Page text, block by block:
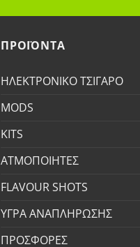
ΠΡΟΪΟΝΤΑ
ΗΛΕΚΤΡΟΝΙΚΟ ΤΣΙΓΑΡΟ
MODS
KITS
ΑΤΜΟΠΟΙΗΤΕΣ
FLAVOUR SHOTS
ΥΓΡΑ ΑΝΑΠΛΗΡΩΣΗΣ
ΠΡΟΣΦΟΡΕΣ